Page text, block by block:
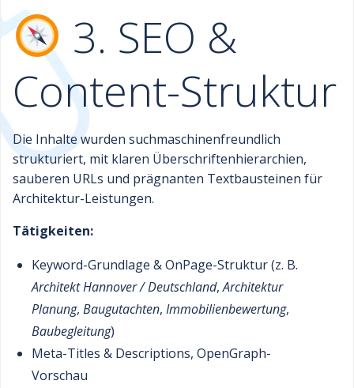
3. SEO &
Content-Struktur
Die Inhalte wurden suchmaschinenfreundlich
strukturiert, mit klaren Überschriftenhierarchien,
sauberen URLs und prägnanten Textbausteinen für
Architektur-Leistungen.
Tätigkeiten:
Keyword-Grundlage & OnPage-Struktur (z. B.
Architekt Hannover / Deutschland,Architektur
Planung, Baugutachten, Immobilienbewertung,
Baubegleitung)
Meta-Titles & Descriptions, OpenGraph-
Vorschau